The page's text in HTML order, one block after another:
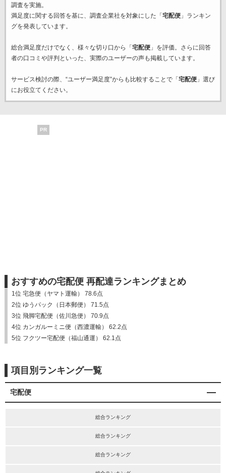
調査を実施。
満足度に関する回答を基に、調査企業社を対象にした「 宅配便」ランキン
グを発表しています。
総合満足度だけでなく、様々な切り口から「 宅配便」を評価。さらに回答
者の口コミや評判といった、実際のユーザーの声も掲載しています。
サービス検討の際、“ユーザー満足度”からも比較することで「 宅配便」選び
にお役立てください。
PR
おすすめの宅配便 再配達ランキングまとめ
1位 宅急便（ヤマト運輸） 78.6点
2位 ゆうパック（日本郵便） 71.5点
3位 飛脚宅配便（佐川急便） 70.9点
4位 カンガルーミニ便（西濃運輸） 62.2点
5位 フクツー宅配便（福山通運） 62.1点
項目別ランキング一覧
宅配便
総合ランキング
総合ランキング
総合ランキング